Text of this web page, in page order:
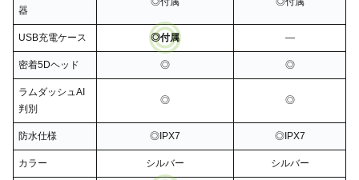
器
USB充電ケース ◎付属 ―
密着5Dヘッド ◎ ◎
ラムダッシュAI
判別
◎ ◎
防水仕様 ◎IPX7 ◎IPX7
カラー シルバー シルバー